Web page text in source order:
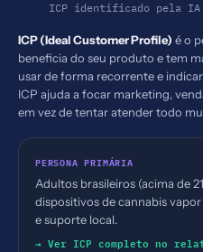
ICP identificado pela IA
ICP (Ideal Customer Profile) é o
beneficia do seu produto e tem
usar de forma recorrente e
ICP ajuda a focar marketing,
em vez de tentar atender todo
PERSONA PRIMÁRIA
Adultos brasileiros (acima de
dispositivos de cannabis
e suporte local.
→ Ver ICP completo no